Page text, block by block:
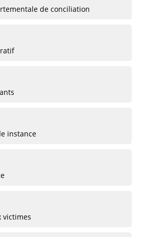
de conciliation
instance
victimes